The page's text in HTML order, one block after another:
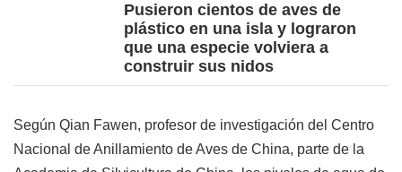
Pusieron cientos de aves de
plástico en una isla y lograron
que una especie volviera a
construir sus nidos
Según Qian Fawen, profesor de investigación del Centro
Nacional de Anillamiento de Aves de China, parte de la